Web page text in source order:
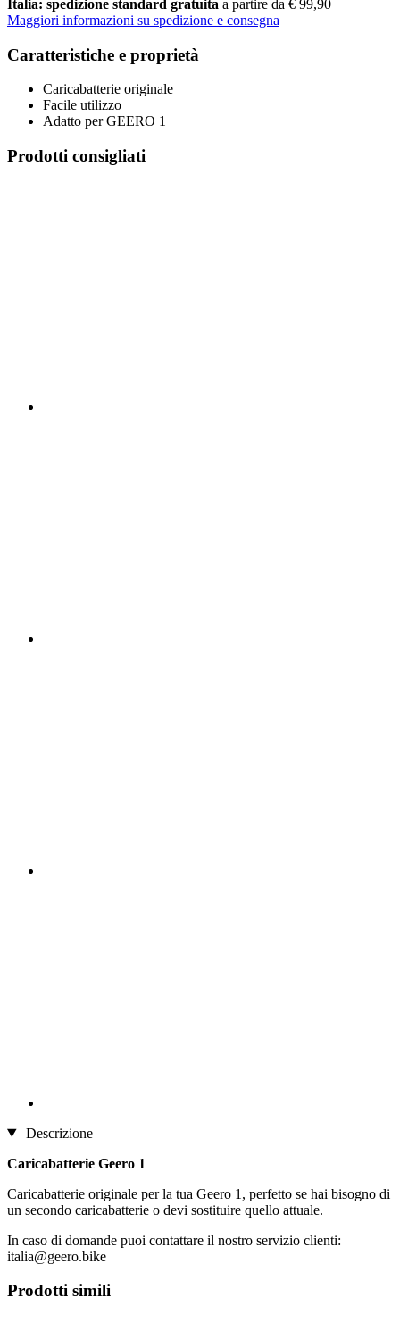
Italia: spedizione standard gratuita a partire da € 99,90
Maggiori informazioni su spedizione e consegna
Caratteristiche e proprietà
Caricabatterie originale
Facile utilizzo
Adatto per GEERO 1
Prodotti consigliati
Descrizione
Caricabatterie Geero 1
Caricabatterie originale per la tua Geero 1, perfetto se hai bisogno di
un secondo caricabatterie o devi sostituire quello attuale.
In caso di domande puoi contattare il nostro servizio clienti:
italia@geero.bike
Prodotti simili